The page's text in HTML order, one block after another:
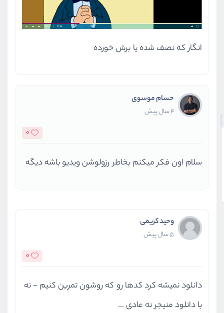
انگار که نصف شده یا برش خورده
حسام موسوی
4 سال پیش
0
سلام اون فکر میکنم بخاطر رزولوشن ویدیو باشه دیگه
وحید کریمی
5 سال پیش
0
دانلود نمیشه کرد کدها رو که روشون تمرین کنیم - نه
با دانلود منیجر نه عادی ...